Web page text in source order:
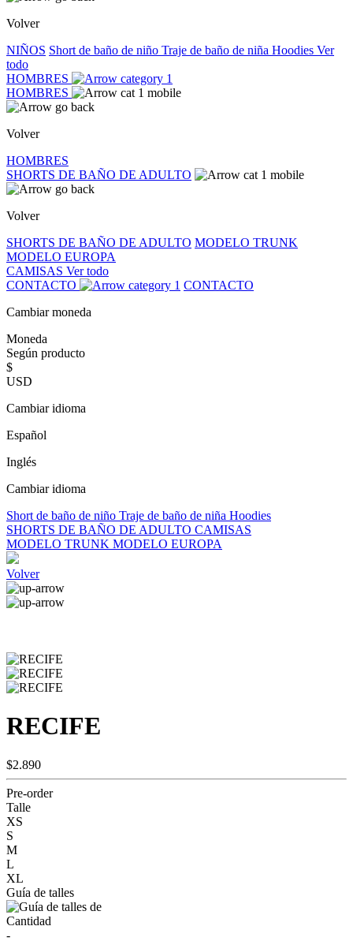
Volver
NIÑOS Short de baño de niño Traje de baño de niña Hoodies Ver
todo
HOMBRES
HOMBRES
Volver
HOMBRES
SHORTS DE BAÑO DE ADULTO
Volver
SHORTS DE BAÑO DE ADULTO MODELO TRUNK
MODELO EUROPA
CAMISAS Ver todo
CONTACTO
CONTACTO
Cambiar moneda
Moneda
Según producto
$
USD
Cambiar idioma
Español
Inglés
Cambiar idioma
Short de baño de niño Traje de baño de niña Hoodies
SHORTS DE BAÑO DE ADULTO CAMISAS
MODELO TRUNK MODELO EUROPA
Volver
RECIFE
$2.890
Pre-order
Talle
XS
S
M
L
XL
Guía de talles
Cantidad
-